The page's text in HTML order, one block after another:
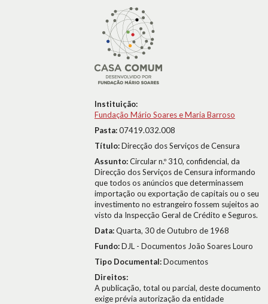
Instituição:
Fundação Mário Soares e Maria Barroso
Pasta:07419.032.008
Título:Direcção dos Serviços de Censura
Assunto:Circular n.º 310, confidencial, da
Direcção dos Serviços de Censura informando
que todos os anúncios que determinassem
importação ou exportação de capitais ou o seu
investimento no estrangeiro fossem sujeitos ao
visto da Inspecção Geral de Crédito e Seguros.
Data:Quarta, 30 de Outubro de 1968
Fundo:DJL - Documentos João Soares Louro
Tipo Documental:Documentos
Direitos:
A publicação, total ou parcial, deste documento
exige prévia autorização da entidade